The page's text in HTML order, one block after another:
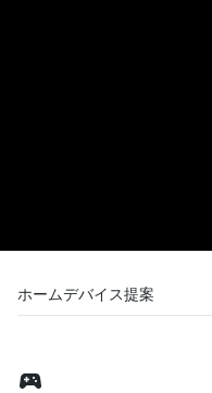
ホームデバイス提案